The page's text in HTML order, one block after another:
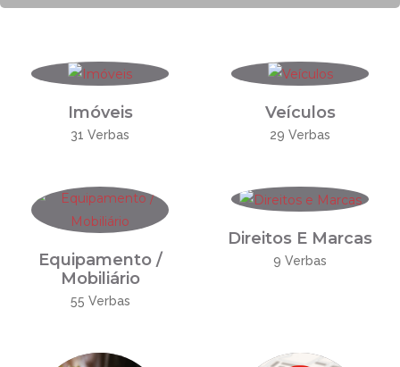
Imóveis
31 Verbas
Veículos
29 Verbas
Equipamento /
Mobiliário
55 Verbas
Direitos E Marcas
9 Verbas